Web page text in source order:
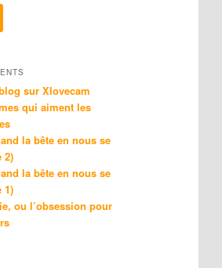
sur Xlovecam
qui aiment les
la bête en nous se
2)
la bête en nous se
1)
ou l’obsession pour